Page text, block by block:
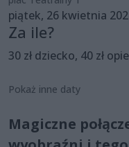
piątek, 26 kwietnia
Za ile?
30 zł dziecko, 40 zł
Pokaż inne daty
Magiczne